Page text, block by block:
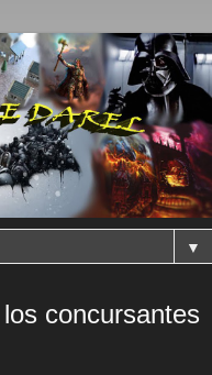
▼
concursantes